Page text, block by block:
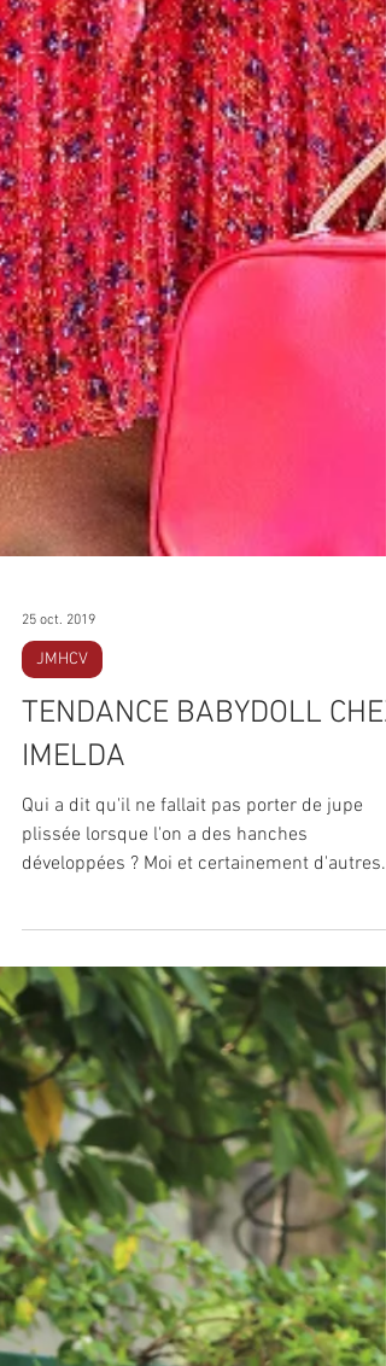
25 oct. 2019
JMHCV
Qui a dit qu'il ne fallait pas porter de jupe
plissée lorsque l'on a des hanches
développées ? Moi et certainement d'autres
conseillères...